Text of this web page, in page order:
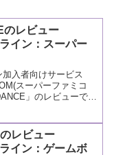
のレビュー
イン：スーパー
入者向けサービス
スーパーファミコ
」のレビューで
レビュー
イン：ゲームボ